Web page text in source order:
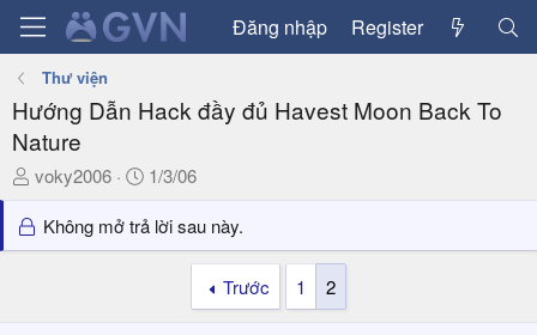
Đăng nhập Register
Thư viện
Hướng Dẫn Hack đầy đủ Havest Moon Back To
Nature
T
r
e
voky2006
N
à
y
1/3/06
Không mở trả lời sau này.
Trước 1 2